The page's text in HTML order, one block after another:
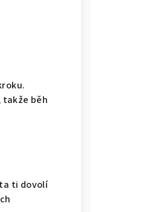
takže běh
ti dovolí